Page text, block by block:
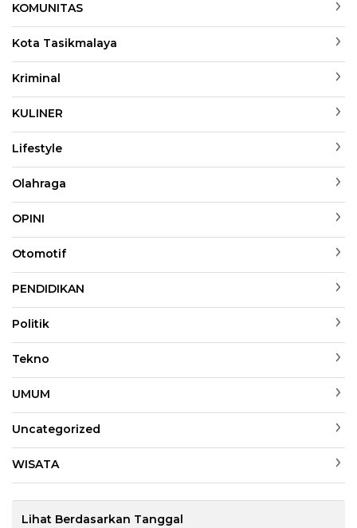
KOMUNITAS
Kota Tasikmalaya
Kriminal
KULINER
Lifestyle
Olahraga
OPINI
Otomotif
PENDIDIKAN
Politik
Tekno
UMUM
Uncategorized
WISATA
Lihat Berdasarkan Tanggal